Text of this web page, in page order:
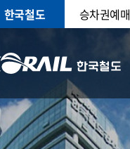
한국철도 승차권예매
CEO